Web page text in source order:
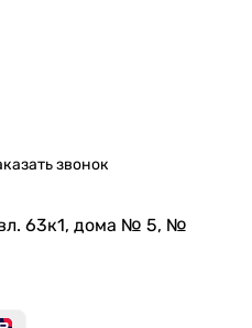
звонок
63к1, дома № 5, №